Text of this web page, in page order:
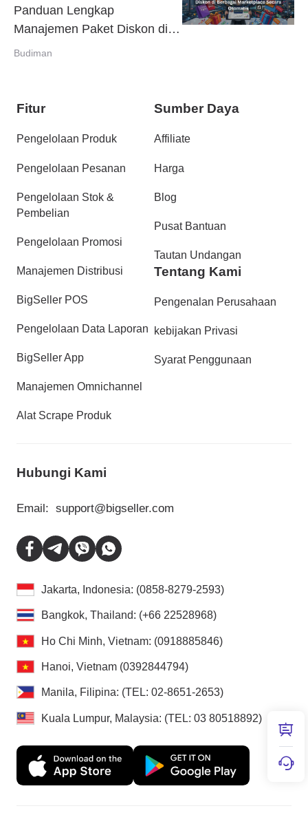
Panduan Lengkap
Manajemen Paket Diskon di
Berbagai Marketplace Secara
Budiman
Fitur
Pengelolaan Produk
Pengelolaan Pesanan
Pengelolaan Stok &
Pembelian
Pengelolaan Promosi
Manajemen Distribusi
BigSeller POS
Pengelolaan Data Laporan
BigSeller App
Manajemen Omnichannel
Alat Scrape Produk
Sumber Daya
Affiliate
Harga
Blog
Pusat Bantuan
Tautan Undangan
Tentang Kami
Pengenalan Perusahaan
kebijakan Privasi
Syarat Penggunaan
Hubungi Kami
Email: support@bigseller.com
Jakarta, Indonesia: (0858-8279-2593)
Bangkok, Thailand: (+66 22528968)
Ho Chi Minh, Vietnam: (0918885846)
Hanoi, Vietnam (0392844794)
Manila, Filipina: (TEL: 02-8651-2653)
Kuala Lumpur, Malaysia: (TEL: 03 80518892)